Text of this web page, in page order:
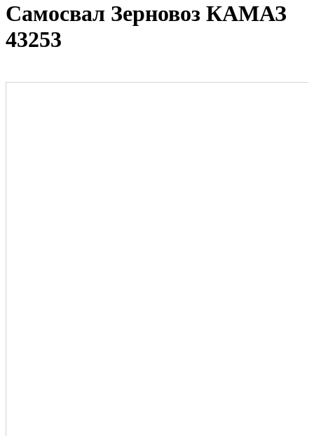
Самосвал Зерновоз КАМАЗ
43253